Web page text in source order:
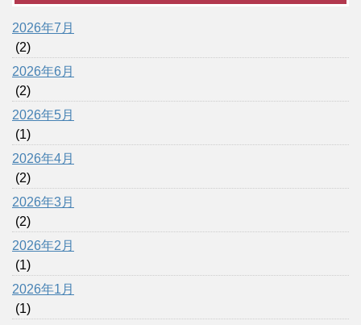
2026年7月
(2)
2026年6月
(2)
2026年5月
(1)
2026年4月
(2)
2026年3月
(2)
2026年2月
(1)
2026年1月
(1)